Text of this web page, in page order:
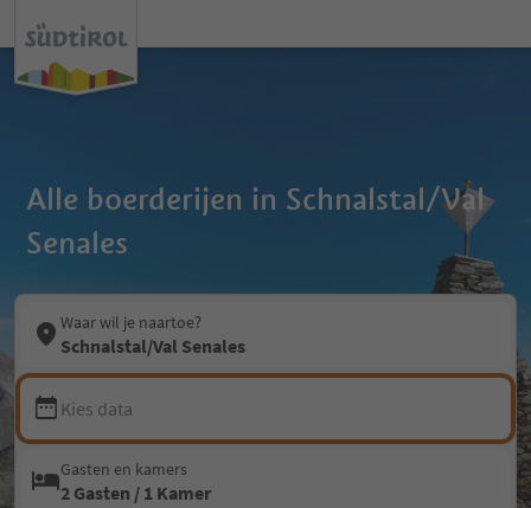
Alle boerderijen in Schnalstal/Val
Senales
Waar wil je naartoe?
Schnalstal/Val Senales
Kies data
Gasten en kamers
2 Gasten / 1 Kamer